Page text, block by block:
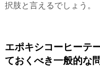
択肢と言えるでしょう。
エポキシコーヒーテ
ておくべき一般的な